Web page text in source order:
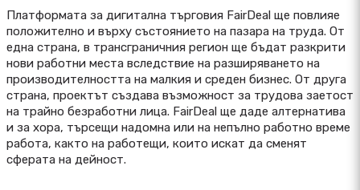
Платформата за дигитална търговия FairDeal ще повлияе
положително и върху състоянието на пазара на труда. От
една страна, в трансграничния регион ще бъдат разкрити
нови работни места вследствие на разширяването на
производителността на малкия и среден бизнес. От друга
страна, проектът създава възможност за трудова заетост
на трайно безработни лица. FairDeal ще даде алтернатива
и за хора, търсещи надомна или на непълно работно време
работа, както на работещи, които искат да сменят
сферата на дейност.